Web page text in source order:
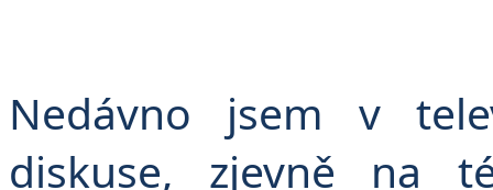
Nedávno jsem v
diskuse, zjevně na